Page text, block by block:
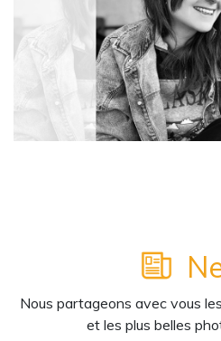
Nous partageons avec vous
et les plus belles